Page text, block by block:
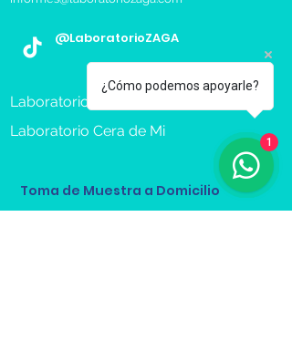
@LaboratorioZAGA
Laboratorios en Queretaro
Laboratorio Cera de Mi
Toma de Muestra a Domicilio
¿Cómo podemos apoyarle?
1